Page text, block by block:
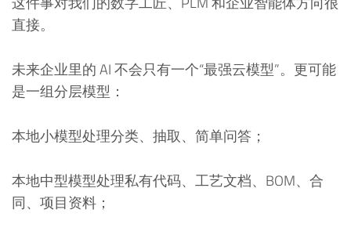
直接。
未来企业里的 AI 不会只有一个“最强云模型”。更可能
是一组分层模型：
本地小模型处理分类、抽取、简单问答；
本地中型模型处理私有代码、工艺文档、BOM、合
同、项目资料；